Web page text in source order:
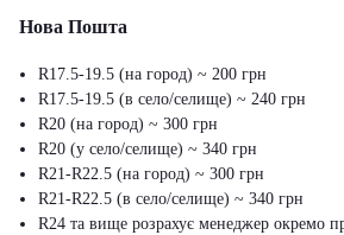
Нова Пошта
R17.5-19.5 (на город) ~ 200 грн
R17.5-19.5 (в село/селище) ~ 240 грн
R20 (на город) ~ 300 грн
R20 (у село/селище) ~ 340 грн
R21-R22.5 (на город) ~ 300 грн
R21-R22.5 (в село/селище) ~ 340 грн
R24 та вище розрахує менеджер окремо